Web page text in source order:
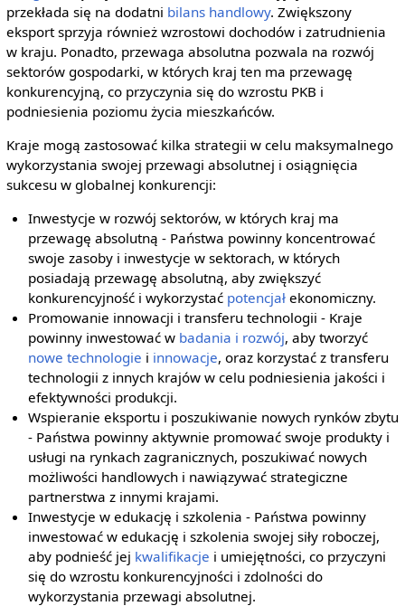
przekłada się na dodatni bilans handlowy. Zwiększony
eksport sprzyja również wzrostowi dochodów i zatrudnienia
w kraju. Ponadto, przewaga absolutna pozwala na rozwój
sektorów gospodarki, w których kraj ten ma przewagę
konkurencyjną, co przyczynia się do wzrostu PKB i
podniesienia poziomu życia mieszkańców.
Kraje mogą zastosować kilka strategii w celu maksymalnego
wykorzystania swojej przewagi absolutnej i osiągnięcia
sukcesu w globalnej konkurencji:
Inwestycje w rozwój sektorów, w których kraj ma
przewagę absolutną - Państwa powinny koncentrować
swoje zasoby i inwestycje w sektorach, w których
posiadają przewagę absolutną, aby zwiększyć
konkurencyjność i wykorzystać potencjał ekonomiczny.
Promowanie innowacji i transferu technologii - Kraje
powinny inwestować w badania i rozwój, aby tworzyć
nowe technologie i innowacje, oraz korzystać z transferu
technologii z innych krajów w celu podniesienia jakości i
efektywności produkcji.
Wspieranie eksportu i poszukiwanie nowych rynków zbytu
- Państwa powinny aktywnie promować swoje produkty i
usługi na rynkach zagranicznych, poszukiwać nowych
możliwości handlowych i nawiązywać strategiczne
partnerstwa z innymi krajami.
Inwestycje w edukację i szkolenia - Państwa powinny
inwestować w edukację i szkolenia swojej siły roboczej,
aby podnieść jej kwalifikacje i umiejętności, co przyczyni
się do wzrostu konkurencyjności i zdolności do
wykorzystania przewagi absolutnej.